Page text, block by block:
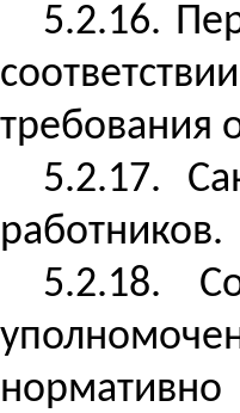
5.2.16.
требования
5.2.17.
работников.
5.2.18.